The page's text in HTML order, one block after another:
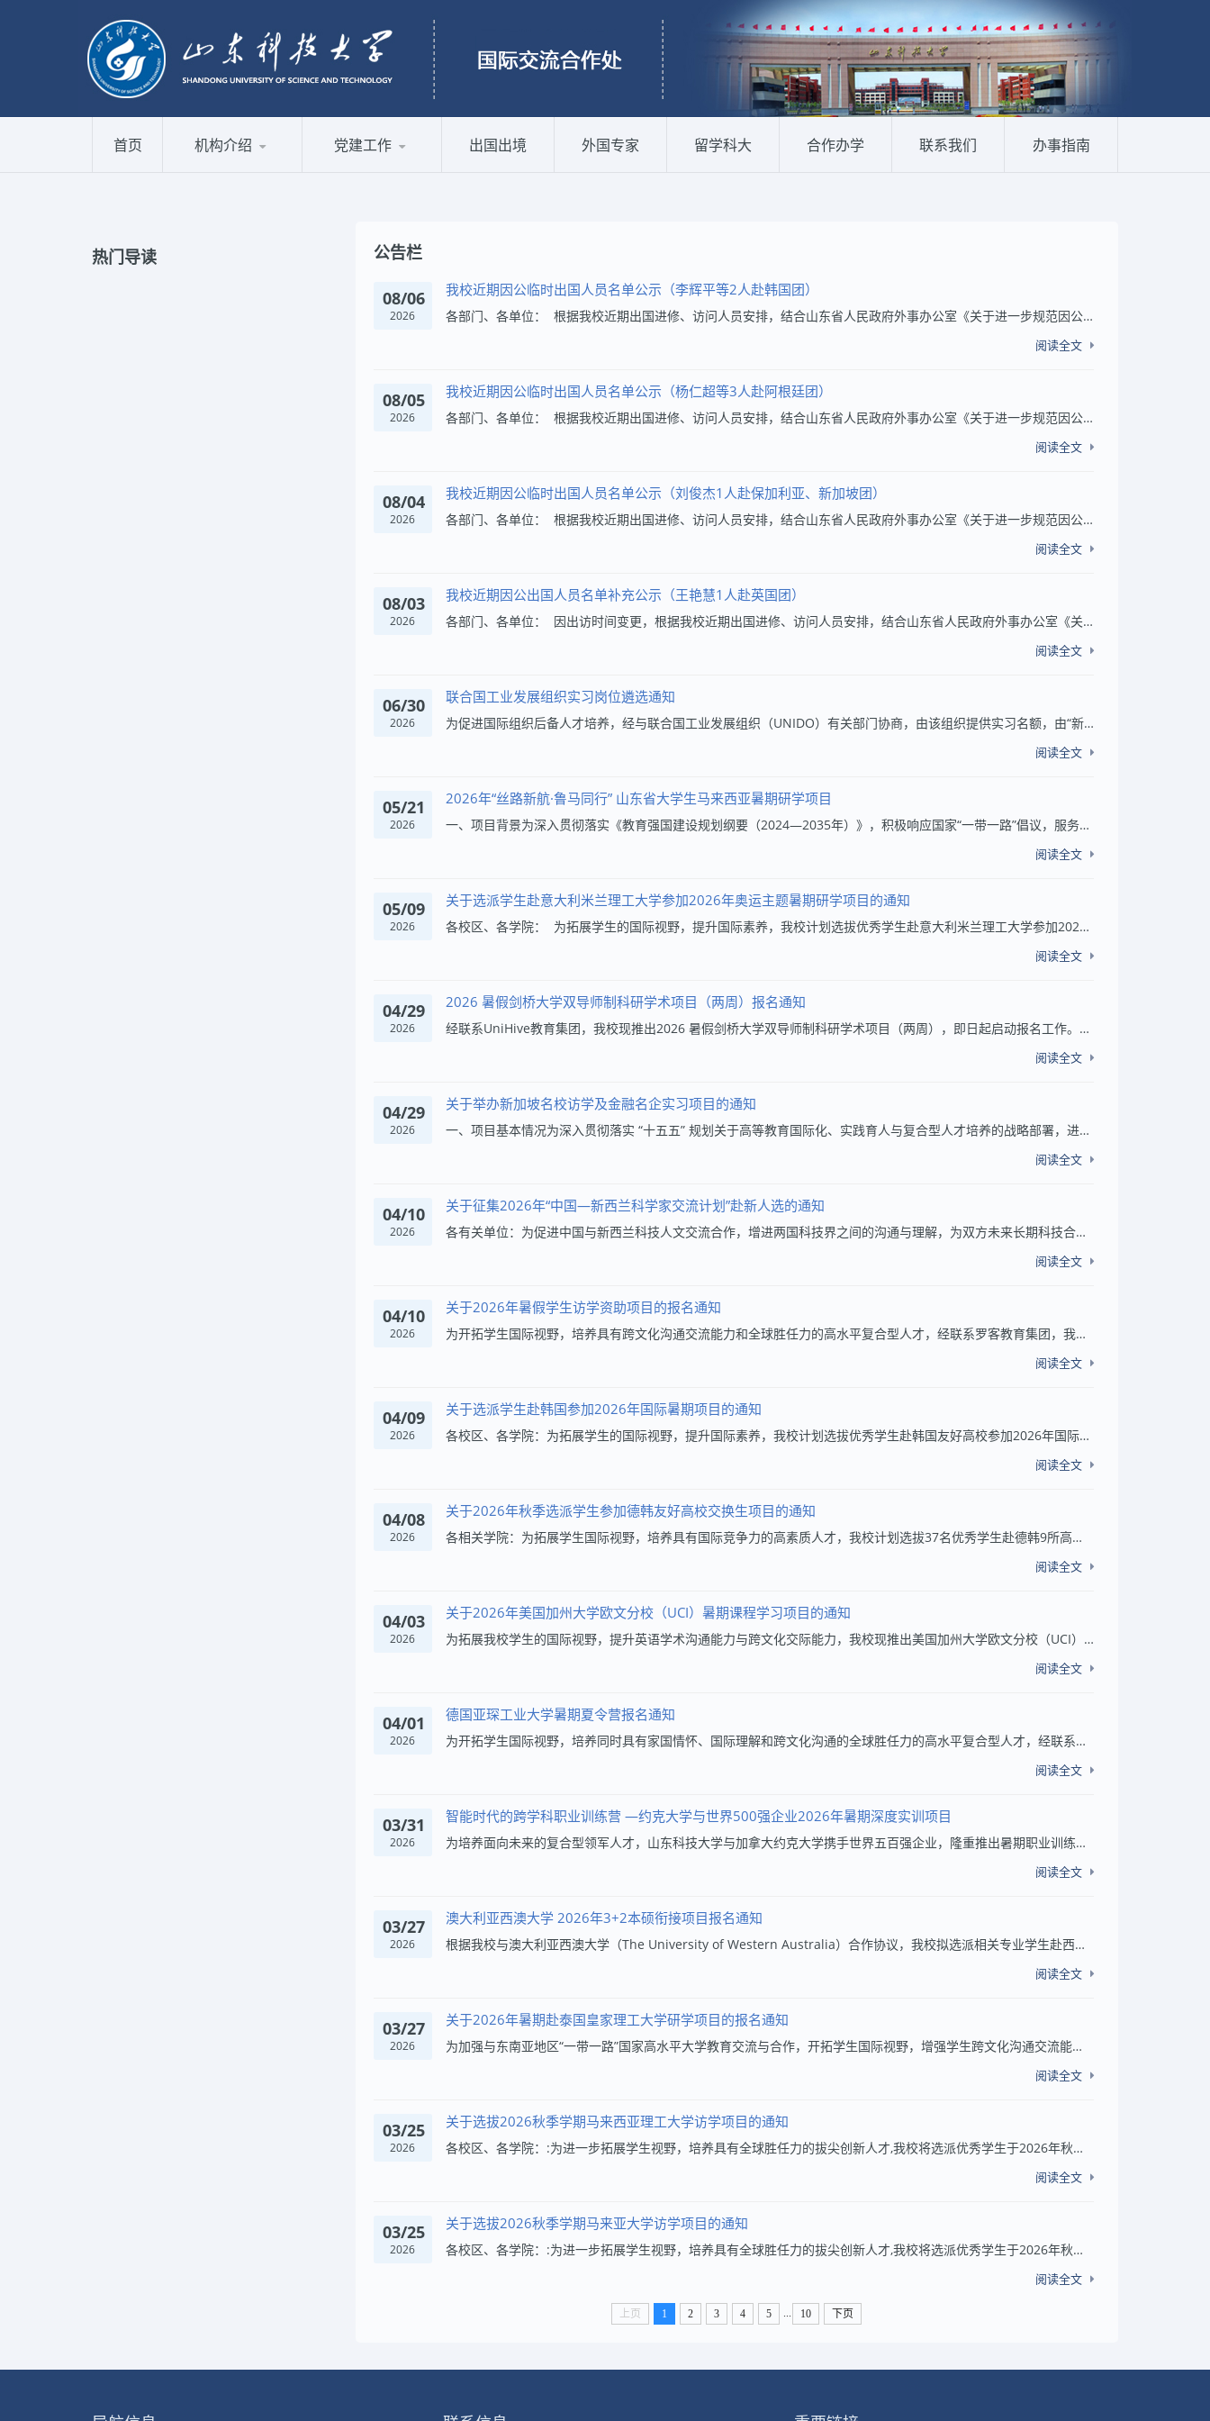
首页 机构介绍 党建工作 出国出境 外国专家 留学科大 合作办学 联系我们 办事指南
公告栏
公告栏
08/06
2026
我校近期因公临时出国人员名单公示（李辉平等2人赴韩国团）
各部门、各单位： 根据我校近期出国进修、访问人员安排，结合山东省人民政府外事办公室《关于进一步规范因公出访任务呈报的通知》文件精神，现将我校近期出国进修、访问人员名单及其日程安排予以公示（李辉平等2人赴韩国团，详见附件），如有异议，请在公...
阅读全文
08/05
2026
我校近期因公临时出国人员名单公示（杨仁超等3人赴阿根廷团）
各部门、各单位： 根据我校近期出国进修、访问人员安排，结合山东省人民政府外事办公室《关于进一步规范因公出访任务呈报的通知》文件精神，现将我校近期出国进修、访问人员名单及其日程安排予以公示（杨仁超等3人赴阿根廷团，详见附件），如有异议，请在...
阅读全文
08/04
2026
我校近期因公临时出国人员名单公示（刘俊杰1人赴保加利亚、新加坡团）
各部门、各单位： 根据我校近期出国进修、访问人员安排，结合山东省人民政府外事办公室《关于进一步规范因公出访任务呈报的通知》文件精神，现将我校近期出国进修、访问人员名单及其日程安排予以公示（刘俊杰1人赴保加利亚、新加坡团，详见附件），如有异...
阅读全文
08/03
2026
我校近期因公出国人员名单补充公示（王艳慧1人赴英国团）
各部门、各单位： 因出访时间变更，根据我校近期出国进修、访问人员安排，结合山东省人民政府外事办公室《关于进一步规范因公出访任务呈报的通知》文件精神，现将我校近期出国进修、访问人员名单及其日程安排予以补充公示（王艳慧1人赴英国团，详见附件）...
阅读全文
06/30
2026
联合国工业发展组织实习岗位遴选通知
为促进国际组织后备人才培养，经与联合国工业发展组织（UNIDO）有关部门协商，由该组织提供实习名额，由“新青年全球胜任力人才培养计划”从项目院校推荐的学生初选后，择优向联合国工业发展组织正式推荐。我校为“新青年全球胜任力人才培养计划”项目院校...
阅读全文
05/21
2026
2026年“丝路新航·鲁马同行” 山东省大学生马来西亚暑期研学项目
一、项目背景为深入贯彻落实《教育强国建设规划纲要（2024—2035年）》，积极响应国家“一带一路”倡议，服务教育强省建设与高水平对外开放战略，依托山东省与马来西亚深厚的教育合作与人文交往基础，特组织开展2026年“丝路新航·鲁马同行”山东省大学生马...
阅读全文
05/09
2026
关于选派学生赴意大利米兰理工大学参加2026年奥运主题暑期研学项目的通知
各校区、各学院： 为拓展学生的国际视野，提升国际素养，我校计划选拔优秀学生赴意大利米兰理工大学参加2026年奥运主题暑期研学项目，现将有关事宜通知如下。 一、项目主题及时间 主题：米兰科尔蒂娜2026冬奥会主题研学 时间：2026年7月26日—8月1日，...
阅读全文
04/29
2026
2026 暑假剑桥大学双导师制科研学术项目（两周）报名通知
经联系UniHive教育集团，我校现推出2026 暑假剑桥大学双导师制科研学术项目（两周），即日起启动报名工作。本项目为剑桥大学克莱尔霍学院官方学术会议指定培训项目，纳入剑桥大学跨语言交流中心（CLIC）双向交流合作框架，有学院与中心官方双重认证，可在...
阅读全文
04/29
2026
关于举办新加坡名校访学及金融名企实习项目的通知
一、项目基本情况为深入贯彻落实 “十五五” 规划关于高等教育国际化、实践育人与复合型人才培养的战略部署，进一步深化中外教育与产业协同创新，经联系启迪教育公司，我校现推出新加坡名校访学及金融名企实习项目，即日起启动报名工作。本项目面向全校在...
阅读全文
04/10
2026
关于征集2026年“中国—新西兰科学家交流计划”赴新人选的通知
各有关单位：为促进中国与新西兰科技人文交流合作，增进两国科技界之间的沟通与理解，为双方未来长期科技合作奠定基础，根据《中国—新西兰科技合作五年路线图安排2023—2027》，中国科技部与新西兰商业、创新与就业部设立“中国—新西兰科学家交流计划”...
阅读全文
04/10
2026
关于2026年暑假学生访学资助项目的报名通知
为开拓学生国际视野，培养具有跨文化沟通交流能力和全球胜任力的高水平复合型人才，经联系罗客教育集团，我校现推出赴欧洲联合国、英国、新加坡、澳大利亚、中国香港及中国澳门等顶尖高校暑假访学项目，即日起启动报名工作。所有项目面向全校在籍学生开放...
阅读全文
04/09
2026
关于选派学生赴韩国参加2026年国际暑期项目的通知
各校区、各学院：为拓展学生的国际视野，提升国际素养，我校计划选拔优秀学生赴韩国友好高校参加2026年国际暑期项目，现将有关事宜通知如下。一、韩国釜山大学国际暑期项目（28天）1.项目内容：韩语课程、体验韩国文化（包括跆拳道、韩国传统音乐和舞蹈、...
阅读全文
04/08
2026
关于2026年秋季选派学生参加德韩友好高校交换生项目的通知
各相关学院：为拓展学生国际视野，培养具有国际竞争力的高素质人才，我校计划选拔37名优秀学生赴德韩9所高校参加2026年秋季学期交换生项目，现将有关事宜通知如下：一、项目介绍序号外方学校招生名额招生简章1韩国釜山大学5请参考附件12韩国全南大学5请参...
阅读全文
04/03
2026
关于2026年美国加州大学欧文分校（UCI）暑期课程学习项目的通知
为拓展我校学生的国际视野，提升英语学术沟通能力与跨文化交际能力，我校现推出美国加州大学欧文分校（UCI）2026年暑期课程学习项目。本项目采用“核心必修+兴趣选修”课程模式，学生可根据自身兴趣选修相关课程，所有课程以英语授课。现面向全校在籍学生...
阅读全文
04/01
2026
德国亚琛工业大学暑期夏令营报名通知
为开拓学生国际视野，培养同时具有家国情怀、国际理解和跨文化沟通的全球胜任力的高水平复合型人才，经联系德国亚琛工业大学国际学院中国青岛办事处，现推出2026年亚琛工业大学夏令营项目，请有关学院转发，欢迎有意向的同学积极报名参加。一、项目内容1、...
阅读全文
03/31
2026
智能时代的跨学科职业训练营 —约克大学与世界500强企业2026年暑期深度实训项目
为培养面向未来的复合型领军人才，山东科技大学与加拿大约克大学携手世界五百强企业，隆重推出暑期职业训练营项目。本项目专为有志于探索商业、金融与人工智能前沿交叉领域的优秀学生设计，为期两周，旨在搭建一座从顶尖学术殿堂到全球产业巨擎的直通桥梁...
阅读全文
03/27
2026
澳大利亚西澳大学 2026年3+2本硕衔接项目报名通知
根据我校与澳大利亚西澳大学（The University of Western Australia）合作协议，我校拟选派相关专业学生赴西澳大学参加“3+2”本硕衔接项目，现将有关事项通知如下：一、学校简介澳大利亚西澳大学（The University of Western Australia, UWA）建立于1911...
阅读全文
03/27
2026
关于2026年暑期赴泰国皇家理工大学研学项目的报名通知
为加强与东南亚地区“一带一路”国家高水平大学教育交流与合作，开拓学生国际视野，增强学生跨文化沟通交流能力，我校现联合泰国皇家理工大学北京办公室推出暑期研学项目活动，即日起启动报名工作。所有项目面向全校在籍学生开放，欢迎同学们踊跃报名。现...
阅读全文
03/25
2026
关于选拔2026秋季学期马来西亚理工大学访学项目的通知
各校区、各学院：:为进一步拓展学生视野，培养具有全球胜任力的拔尖创新人才,我校将选派优秀学生于2026年秋季学期赴马来西亚理工大学访学。项目遴选有关事项通知如下:一、学习时间：2026年10月至2027年2月（届时将根据马来西亚理工大学实际开学时间）。二...
阅读全文
03/25
2026
关于选拔2026秋季学期马来亚大学访学项目的通知
各校区、各学院：:为进一步拓展学生视野，培养具有全球胜任力的拔尖创新人才,我校将选派优秀学生于2026年秋季学期赴马来亚大学访学。项目遴选有关事项通知如下:一、学习时间：2026年10月至2027年2月（届时将根据马来亚大学实际开学时间）。二、交换学校概...
阅读全文
上页 1 2 3 4 5 10 下页
热门导读